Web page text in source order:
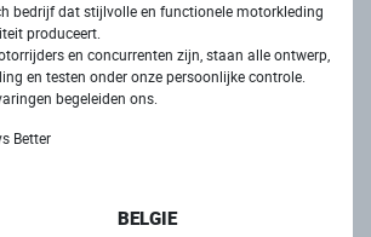
bedrijf dat stijlvolle en functionele motorkleding
produceert.
en concurrenten zijn, staan ​​alle ontwerp,
en testen onder onze persoonlijke controle.
begeleiden ons.
Better
BELGIE